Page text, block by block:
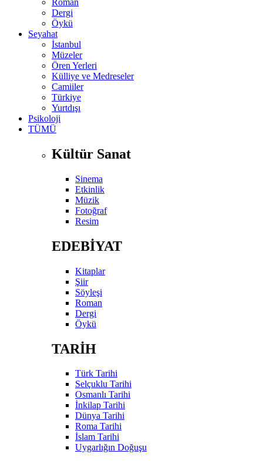
Roman
Dergi
Öykü
Seyahat
İstanbul
Müzeler
Ören Yerleri
Külliye ve Medreseler
Camiiler
Türkiye
Yurtdışı
Psikoloji
TÜMÜ
Kültür Sanat
Sinema
Etkinlik
Müzik
Fotoğraf
Resim
EDEBİYAT
Kitaplar
Şiir
Söyleşi
Roman
Dergi
Öykü
TARİH
Türk Tarihi
Selçuklu Tarihi
Osmanlı Tarihi
İnkilap Tarihi
Dünya Tarihi
Roma Tarihi
İslam Tarihi
Uygarlığın Doğuşu